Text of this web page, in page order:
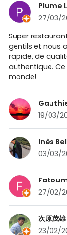
Plume
27/03/
Super
gentils et nous
rapide, de
authentique.
monde!
19/03/
Inès
03/03/
27/02/
次原茂雄
23/02/